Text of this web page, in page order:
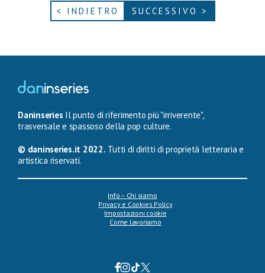
< INDIETRO SUCCESSIVO >
Daninseries Il punto di riferimento più "irriverente",
trasversale e spassoso della pop culture.
© daninseries.it 2022. Tutti di diritti di proprietà letteraria e
artistica riservati.
Info – Chi siamo
Privacy e Cookies Policy
Impostazioni cookie
Come lavoriamo